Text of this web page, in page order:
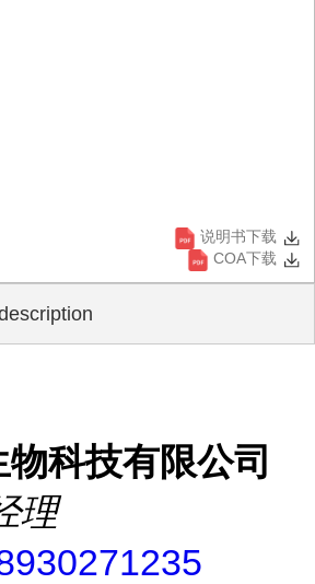
说明书下载
COA下载
科技有限公司
理